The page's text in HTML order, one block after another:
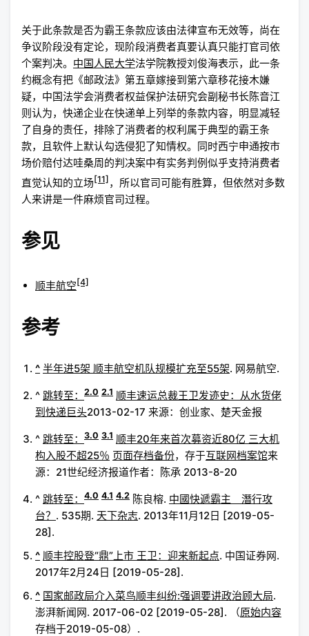
关于此条款是否为霸王条款应该由法律宣布无效等，尚在
争议阶段没有定论，现阶段消费者真要认真只能打官司依
个案判决。 中国人民大学法学院教授刘俊海表示，此一条
约概念有把《邮政法》第五章嫁接到第六章移花接木嫌
疑，中国法学会消费者权益保护法研究会副秘书长陈音江
则认为，快递企业在快递单上列举的条款内容，明显减轻
了自身的责任，排除了消费者的权利属于典型的霸王条
款，且软件上默认勾选侵犯了知情权。同时西宁申通按市
场价赔付达哇桑周的判决案中有实务判例似乎支持消费者
直觉认知的立场 [11] ，所以官司可能有胜算，但依然对多数
人来讲是一件麻烦官司过程。
参见
顺丰航空 [4]
参考
^ 半年进5架 顺丰航空机队规模扩充至55架. 网易航空.
^ 跳转至： 2.0 2.1 顺丰速运总裁王卫发迹史：从水货佬
到快递巨头2013-02-17 来源：创业家、楚天金报
^ 跳转至： 3.0 3.1 顺丰20年来首次募资近80亿 三大机
构入股不超25％ 页面存档备份，存于互联网档案馆来
源：21世纪经济报道作者：陈承 2013-8-20
^ 跳转至： 4.0 4.1 4.2 陈良榕. 中國快遞霸主 潛行攻
台？ . 535期. 天下杂志. 2013年11月12日 [2019-05-
28].
^ 顺丰控股登“鼎”上市 王卫：迎来新起点. 中国证券网.
2017年2月24日 [2019-05-28].
^ 国家邮政局介入菜鸟顺丰纠纷:强调要讲政治顾大局.
澎湃新闻网. 2017-06-02 [2019-05-28]. （原始内容
存档于2019-05-08）.